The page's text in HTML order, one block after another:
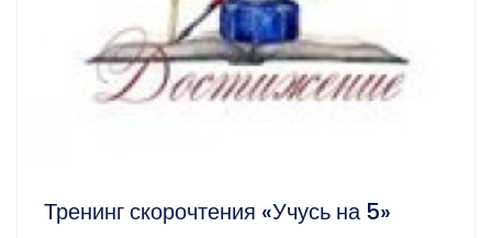
Тренинг скорочтения «Учусь на 5»